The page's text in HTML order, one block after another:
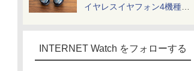
イヤレスイヤフォン4機種を
INTERNET Watch をフォローする